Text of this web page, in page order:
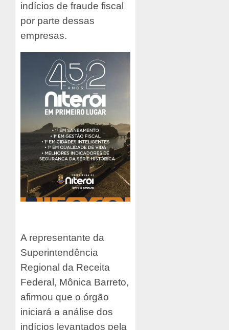
indícios de fraude fiscal
por parte dessas
empresas.
A representante da
Superintendência
Regional da Receita
Federal, Mônica Barreto,
afirmou que o órgão
iniciará a análise dos
indícios levantados pela